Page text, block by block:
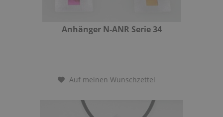
Anhänger N-ANR Serie 34
Auf meinen Wunschzettel